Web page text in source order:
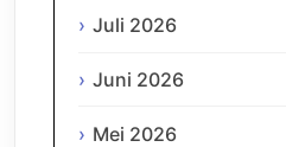
Juli 2026
Juni 2026
Mei 2026